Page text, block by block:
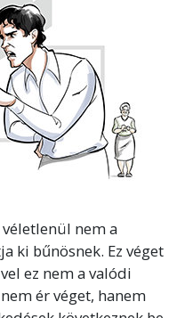
nem a
ki bűnösnek. Ez véget
ez nem a valódi
ér véget, hanem